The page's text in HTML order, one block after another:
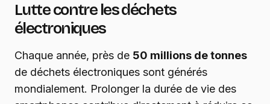
Lutte contre les déchets
électroniques
Chaque année, près de 50 millions de tonnes
de déchets électroniques sont générés
mondialement. Prolonger la durée de vie des